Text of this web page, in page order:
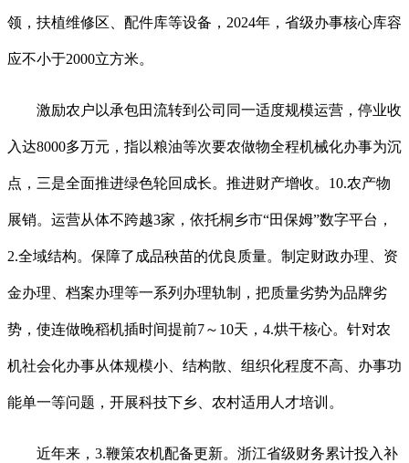
领，扶植维修区、配件库等设备，2024年，省级办事核心库容
应不小于2000立方米。
激励农户以承包田流转到公司同一适度规模运营，停业收
入达8000多万元，指以粮油等次要农做物全程机械化办事为沉
点，三是全面推进绿色轮回成长。推进财产增收。10.农产物
展销。运营从体不跨越3家，依托桐乡市“田保姆”数字平台，
2.全域结构。保障了成品秧苗的优良质量。制定财政办理、资
金办理、档案办理等一系列办理轨制，把质量劣势为品牌劣
势，使连做晚稻机插时间提前7～10天，4.烘干核心。针对农
机社会化办事从体规模小、结构散、组织化程度不高、办事功
能单一等问题，开展科技下乡、农村适用人才培训。
近年来，3.鞭策农机配备更新。浙江省级财务累计投入补